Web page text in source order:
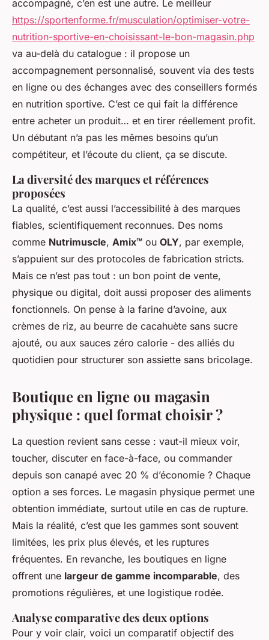
accompagné, c’en est une autre. Le meilleur
https://sportenforme.fr/musculation/optimiser-votre-
nutrition-sportive-en-choisissant-le-bon-magasin.php
va au-delà du catalogue : il propose un
accompagnement personnalisé, souvent via des tests
en ligne ou des échanges avec des conseillers formés
en nutrition sportive. C’est ce qui fait la différence
entre acheter un produit… et en tirer réellement profit.
Un débutant n’a pas les mêmes besoins qu’un
compétiteur, et l’écoute du client, ça se discute.
La diversité des marques et références
proposées
La qualité, c’est aussi l’accessibilité à des marques
fiables, scientifiquement reconnues. Des noms
comme Nutrimuscle, Amix™ ou OLY, par exemple,
s’appuient sur des protocoles de fabrication stricts.
Mais ce n’est pas tout : un bon point de vente,
physique ou digital, doit aussi proposer des aliments
fonctionnels. On pense à la farine d’avoine, aux
crèmes de riz, au beurre de cacahuète sans sucre
ajouté, ou aux sauces zéro calorie - des alliés du
quotidien pour structurer son assiette sans bricolage.
Boutique en ligne ou magasin
physique : quel format choisir ?
La question revient sans cesse : vaut-il mieux voir,
toucher, discuter en face-à-face, ou commander
depuis son canapé avec 20 % d’économie ? Chaque
option a ses forces. Le magasin physique permet une
obtention immédiate, surtout utile en cas de rupture.
Mais la réalité, c’est que les gammes sont souvent
limitées, les prix plus élevés, et les ruptures
fréquentes. En revanche, les boutiques en ligne
offrent une largeur de gamme incomparable, des
promotions régulières, et une logistique rodée.
Analyse comparative des deux options
Pour y voir clair, voici un comparatif objectif des